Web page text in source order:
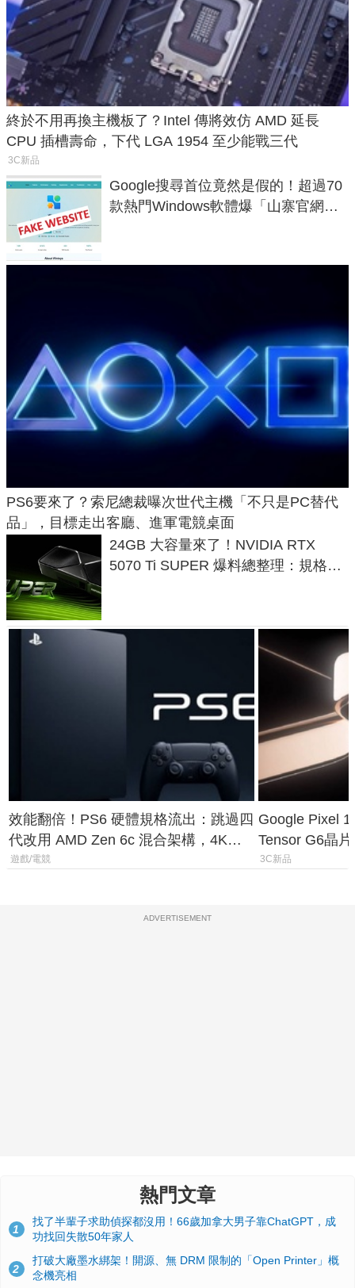
終於不用再換主機板了？Intel 傳將效仿 AMD 延長
CPU 插槽壽命，下代 LGA 1954 至少能戰三代
3C新品
Google搜尋首位竟然是假的！超過70
款熱門Windows軟體爆「山寨官網」
PS6要來了？索尼總裁曝次世代主機「不只是PC替代
品」，目標走出客廳、進軍電競桌面
24GB 大容量來了！NVIDIA RTX
5070 Ti SUPER 爆料總整理：規格、
效能翻倍！PS6 硬體規格流出：跳過四
代改用 AMD Zen 6c 混合架構，4K
120fps 與全光追時代來臨
遊戲/電競
Google Pixel
Tensor G6晶
元
3C新品
ADVERTISEMENT
熱門文章
1
找了半輩子求助偵探都沒用！66歲加拿大男子靠ChatGPT，成
功找回失散50年家人
2
打破大廠墨水綁架！開源、無 DRM 限制的「Open Printer」概
念機亮相